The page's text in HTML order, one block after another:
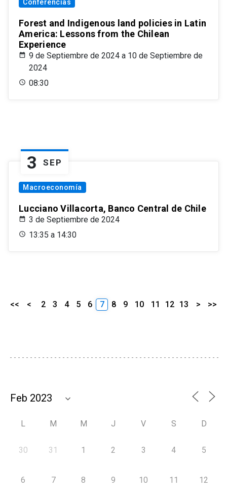
Conferencias
Forest and Indigenous land policies in Latin
America: Lessons from the Chilean
Experience
9 de Septiembre de 2024 a 10 de Septiembre de
2024
08:30
3 SEP
Macroeconomía
Lucciano Villacorta, Banco Central de Chile
3 de Septiembre de 2024
13:35 a 14:30
<< < 2 3 4 5 6 7 8 9 10 11 12 13 > >>
L M M J V S D
30 31 1 2 3 4 5
6 7 8 9 10 11 12